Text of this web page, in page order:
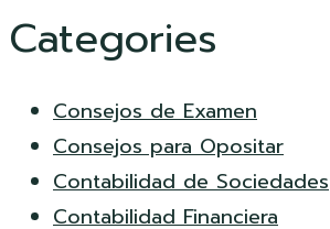
Categories
Consejos de Examen
Consejos para Opositar
Contabilidad de Sociedades
Contabilidad Financiera